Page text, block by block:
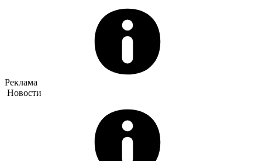
Реклама
Новости